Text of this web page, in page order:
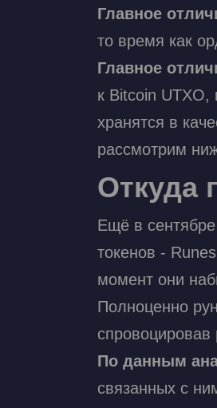
Главное
то время как
Главное
к Bitcoin UTXO,
хранятся в
рассмотрим
Откуда
Ещё в
токенов -
момент они
Полноценно
спровоцировав
По данным
связанных с